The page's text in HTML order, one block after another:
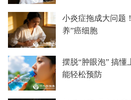
小炎症拖成大问题
养”癌细胞
摆脱“肿眼泡” 搞懂
能轻松预防